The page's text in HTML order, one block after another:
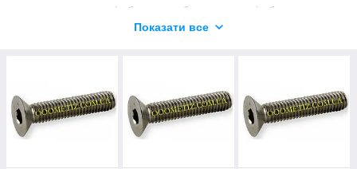
з частковою різьбленням або з повною різьбою
з нержавіючих сталей: А2 (12Х18Н10, 08Х18Н10,
Показати все